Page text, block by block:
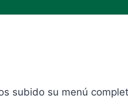
subido su menú